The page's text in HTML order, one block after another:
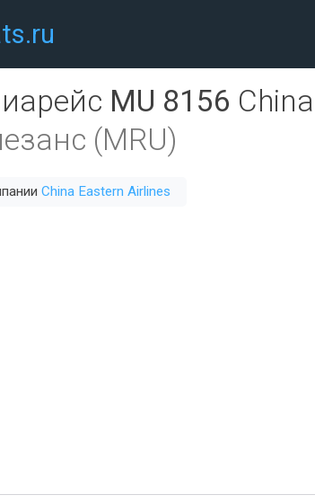
MU 8156
(MRU)
China Eastern Airlines